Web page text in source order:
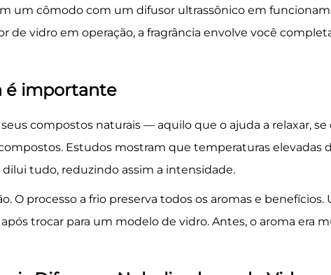
um cômodo com um difusor ultrassônico em
vidro em operação, a fragrância envolve você
é importante
compostos naturais — aquilo que o ajuda a relaxar,
Estudos mostram que temperaturas elevadas
tudo, reduzindo assim a intensidade.
O processo a frio preserva todos os aromas e
trocar para um modelo de vidro. Antes, o aroma era